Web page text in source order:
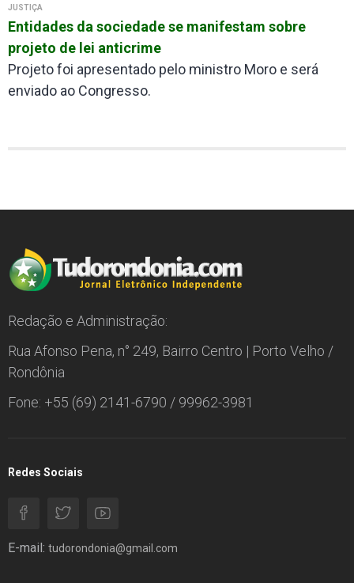
JUSTIÇA
Entidades da sociedade se manifestam sobre
projeto de lei anticrime
Projeto foi apresentado pelo ministro Moro e será
enviado ao Congresso.
Redação e Administração:
Rua Afonso Pena, n° 249, Bairro Centro | Porto Velho /
Rondônia
Fone: +55 (69) 2141-6790 / 99962-3981
Redes Sociais
E-mail: tudorondonia@gmail.com